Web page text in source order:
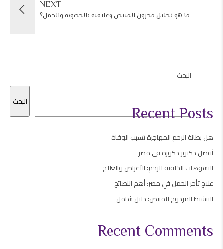
NEXT
ما هو تحليل مخزون المبيض وعلاقته بالخصوبة والحمل؟
البحث
البحث
Recent Posts
هل بطانة الرحم المهاجرة تسبب الوفاة
أفضل دكتور ذكورة في مصر
التشوهات الخلقية للرحم: الأعراض والعلاج
علاج تأخر الحمل في مصر: أهم النصائح
التنشيط المزدوج للمبيض: دليل شامل
Recent Comments